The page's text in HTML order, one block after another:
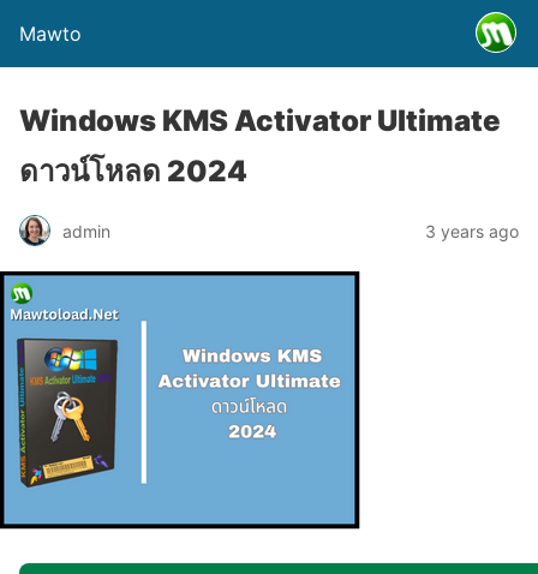
Mawto
Windows KMS Activator Ultimate
ดาวน์โหลด 2024
admin 3 years ago